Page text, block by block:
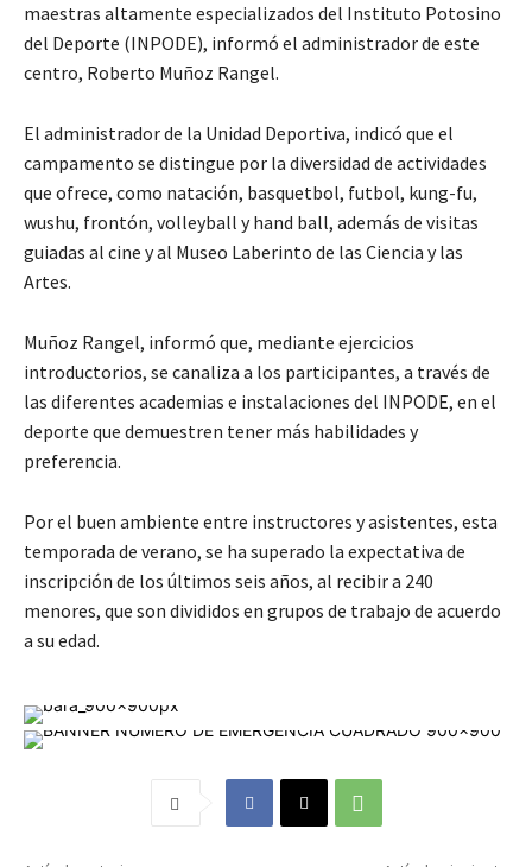
maestras altamente especializados del Instituto Potosino
del Deporte (INPODE), informó el administrador de este
centro, Roberto Muñoz Rangel.
El administrador de la Unidad Deportiva, indicó que el
campamento se distingue por la diversidad de actividades
que ofrece, como natación, basquetbol, futbol, kung-fu,
wushu, frontón, volleyball y hand ball, además de visitas
guiadas al cine y al Museo Laberinto de las Ciencia y las
Artes.
Muñoz Rangel, informó que, mediante ejercicios
introductorios, se canaliza a los participantes, a través de
las diferentes academias e instalaciones del INPODE, en el
deporte que demuestren tener más habilidades y
preferencia.
Por el buen ambiente entre instructores y asistentes, esta
temporada de verano, se ha superado la expectativa de
inscripción de los últimos seis años, al recibir a 240
menores, que son divididos en grupos de trabajo de acuerdo
a su edad.